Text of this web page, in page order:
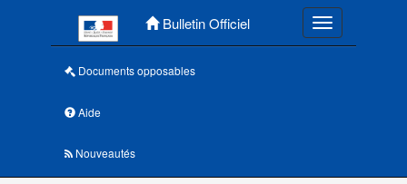
Bulletin Officiel Toggle
Documents opposables
Aide
Nouveautés